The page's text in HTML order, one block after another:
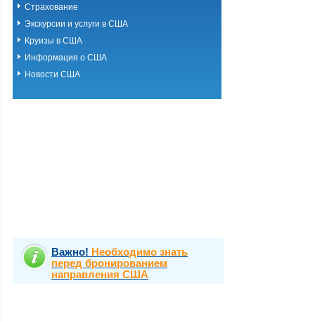
Страхование
Экскурсии и услуги в США
Круизы в США
Информация о США
Новости США
Важно! Необходимо знать
перед бронированием
направления США